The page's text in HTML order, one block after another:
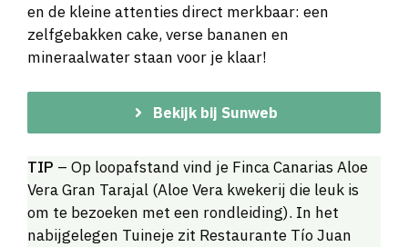
en de kleine attenties direct merkbaar: een
zelfgebakken cake, verse bananen en
mineraalwater staan voor je klaar!
Bekijk bij Sunweb
TIP – Op loopafstand vind je Finca Canarias Aloe
Vera Gran Tarajal (Aloe Vera kwekerij die leuk is
om te bezoeken met een rondleiding). In het
nabijgelegen Tuineje zit Restaurante Tío Juan